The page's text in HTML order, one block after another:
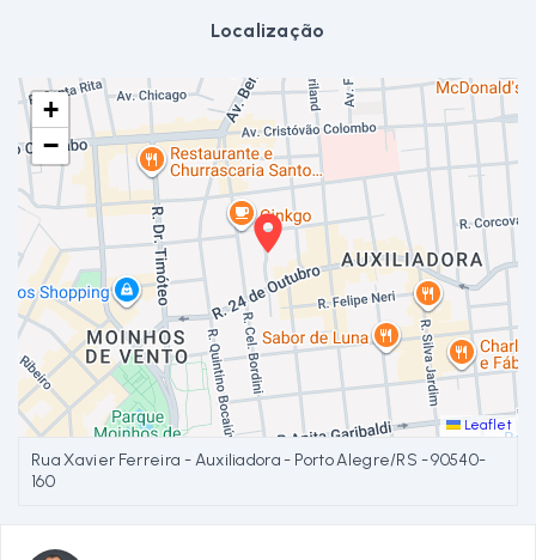
Localização
+
−
Leaflet
Rua Xavier Ferreira - Auxiliadora - Porto Alegre/RS - 90540-
160